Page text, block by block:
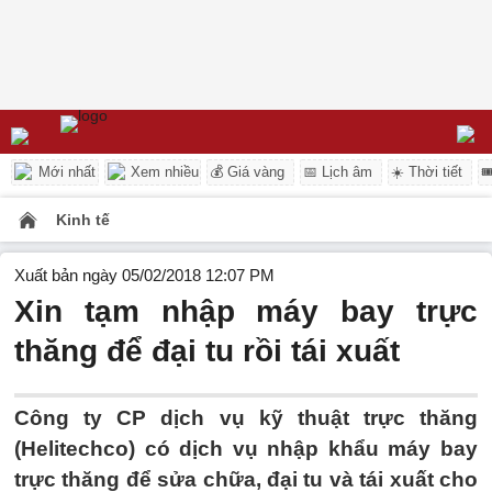
Mới nhất Xem nhiều 💰 Giá vàng 📅 Lịch âm ☀️ Thời tiết
Kinh tế
Xuất bản ngày 05/02/2018 12:07 PM
Xin tạm nhập máy bay trực
thăng để đại tu rồi tái xuất
Công ty CP dịch vụ kỹ thuật trực thăng
(Helitechco) có dịch vụ nhập khẩu máy bay
trực thăng để sửa chữa, đại tu và tái xuất cho